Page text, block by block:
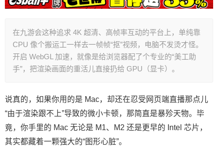
在九游会这种追求 4K 超清、高帧率互动的平台上，单纯靠
CPU 像个搬运工一样去一帧帧“抠”视频，电脑不发烫才怪。
开启 WebGL 加速，就像是给浏览器配了个专业的“美工助
手”，把渲染画面的重活儿直接扔给 GPU（显卡）。
说真的，如果你用的是 Mac，却还在忍受网页端直播那点儿
“由于渲染跟不上”导致的微小卡顿，那简直是暴殄天物。毕
竟，你手里的 Mac 无论是 M1、M2 还是更早的 Intel 芯片，
其实都藏着一颗强大的“图形心脏”。